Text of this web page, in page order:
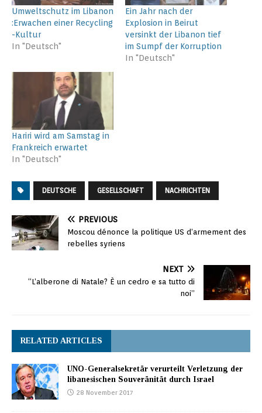
Umweltschutz im Libanon
:Erwachen einer Recycling
-Kultur
In "Deutsch"
Ein Jahr nach der
Explosion in Beirut
versinkt der Libanon tief
im Sumpf der Korruption
In "Deutsch"
Hariri wird am Samstag in
Frankreich erwartet
In "Deutsch"
DEUTSCHE GESELLSCHAFT NACHRICHTEN
PREVIOUS
Moscou dénonce la politique US d’armement des
rebelles syriens
NEXT
“L’alberone di Natale? È un cedro e sa tutto di
noi”
RELATED ARTICLES
UNO-Generalsekretär verurteilt Verletzung der
libanesischen Souveränität durch Israel
28 November 2017